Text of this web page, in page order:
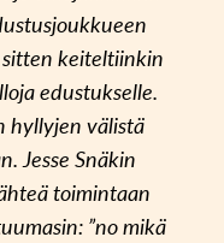
keiteltiinkin
edustukselle.
hyllyjen välistä
Jesse Snäkin
toimintaan
”no mikä